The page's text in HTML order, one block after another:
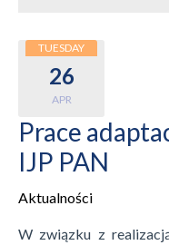
TUESDAY
26
APR
Prace
IJP PAN
Aktualności
W związku z